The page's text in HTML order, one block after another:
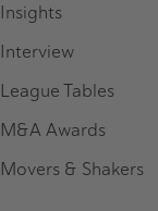
Insights
Interview
League Tables
M&A Awards
Movers & Shakers